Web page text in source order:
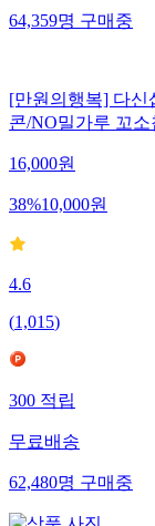
64,359명 구매중
[만원의행복] 다신
콘/NO밀가루 꼬
16,000원
38%10,000원
4.6
(1,015)
300 적립
무료배송
62,480명 구매중